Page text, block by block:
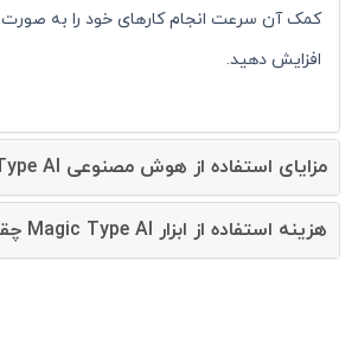
کمک آن سرعت انجام کارهای خود را به
افزایش دهید.
مزایای استفاده از هوش مصنوعی Magic Type AI چیست؟
هزینه استفاده از ابزار Magic Type AI چقدر است؟